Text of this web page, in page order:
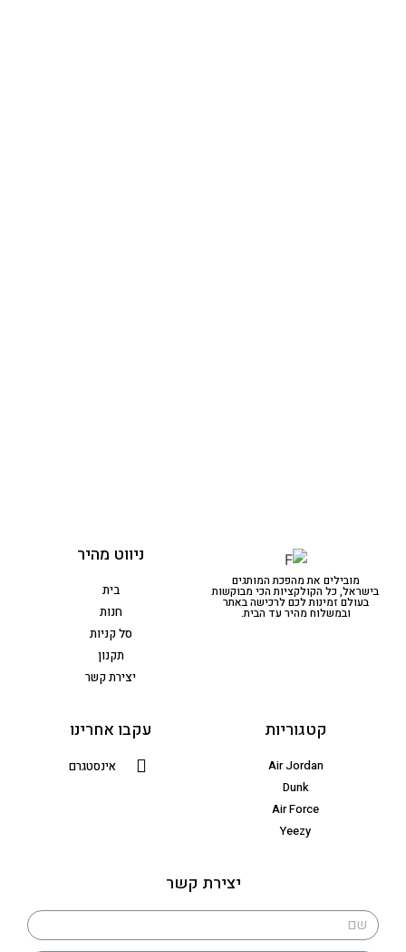
מובילים את מהפכת המותגים
בישראל, כל הקולקציות הכי מבוקשות
בעולם זמינות לכם לרכישה באתר
ובמשלוח מהיר עד הבית.
ניווט מהיר
בית
חנות
סל קניות
תקנון
יצירת קשר
קטגוריות
Air Jordan
Dunk
Air Force
Yeezy
עקבו אחרינו
אינסטגרם
יצירת קשר